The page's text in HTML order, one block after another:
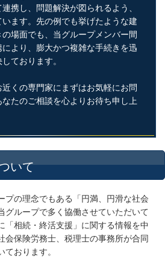
携し、問題解決が図られるよう、
ます。先の例でも挙げたような建
場面でも、当グループメンバー間
より、膨大かつ複雑な手続きを迅
ております。
くの専門家にまずはお気軽にお問
たのご相談を心よりお待ち申し上
いて
の理念でもある「円満、円滑な社会
グループで多く協働させていただいて
「相続・終活支援」に関する情報を中
会保険労務士、税理士の事務所が合同
おります。